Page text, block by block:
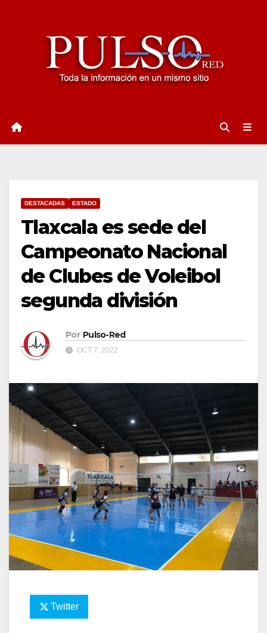
DESTACADAS ESTADO
Tlaxcala es sede del
Campeonato Nacional
de Clubes de Voleibol
segunda división
Por Pulso-Red
OCT 7, 2022
Twitter